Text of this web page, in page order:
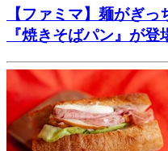
【ファミマ】麺がぎ
『焼きそばパン』が登